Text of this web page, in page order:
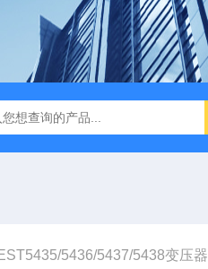
3380D致茂Chroma 3380/
5436/5437/5438变压